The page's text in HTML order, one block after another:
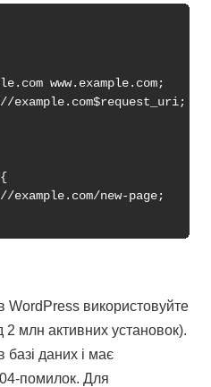
www.example.com;
example.com$request_uri;
example.com/new-page;
WordPress використовуйте
2 млн активних установок).
базі даних і має
помилок. Для